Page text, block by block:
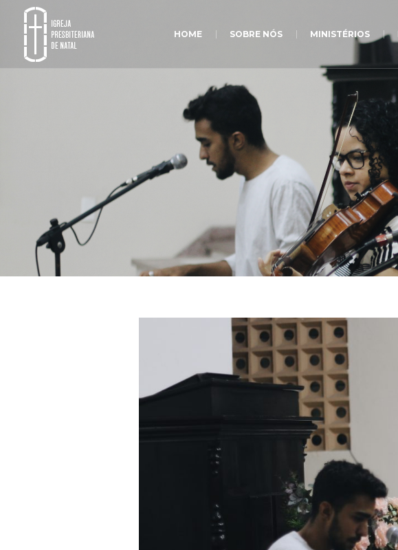
HOME SOBRE NÓS MINISTÉRIOS